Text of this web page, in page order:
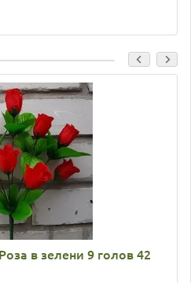
в зелени 9 голов 42